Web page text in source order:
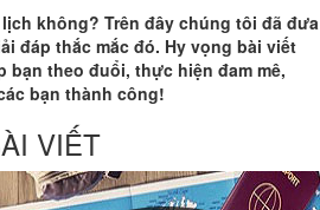
không? Trên đây chúng tôi đã đưa
đáp thắc mắc đó. Hy vọng bài viết
theo đuổi, thực hiện đam mê,
bạn thành công!
VIẾT